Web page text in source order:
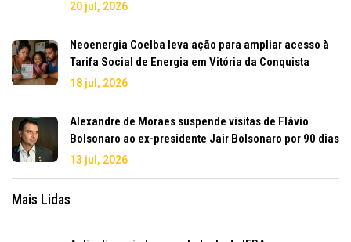
20 jul, 2026
Neoenergia Coelba leva ação para ampliar acesso à
Tarifa Social de Energia em Vitória da Conquista
18 jul, 2026
Alexandre de Moraes suspende visitas de Flávio
Bolsonaro ao ex-presidente Jair Bolsonaro por 90 dias
13 jul, 2026
Mais Lidas